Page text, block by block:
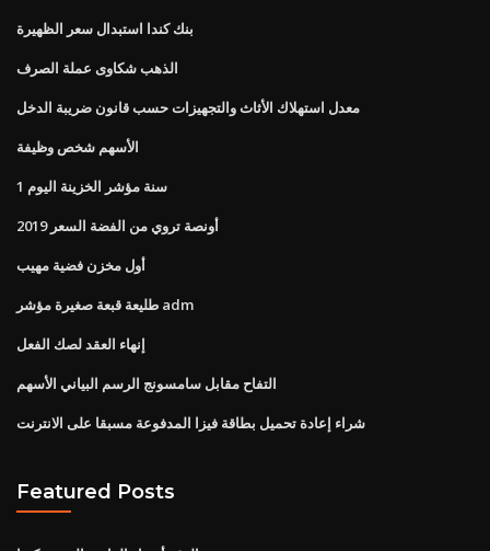
بنك كندا استبدال سعر الظهيرة
الذهب شكاوى عملة الصرف
معدل استهلاك الأثاث والتجهيزات حسب قانون ضريبة الدخل
الأسهم شخص وظيفة
1 سنة مؤشر الخزينة اليوم
أونصة تروي من الفضة السعر 2019
أول مخزن فضية مهيب
طليعة قبعة صغيرة مؤشر adm
إنهاء العقد لصك الفعل
التفاح مقابل سامسونج الرسم البياني الأسهم
شراء إعادة تحميل بطاقة فيزا المدفوعة مسبقا على الانترنت
Featured Posts